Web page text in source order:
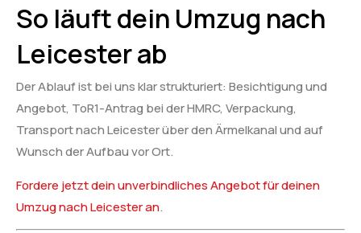
So läuft dein Umzug nach
Leicester ab
Der Ablauf ist bei uns klar strukturiert: Besichtigung und
Angebot, ToR1-Antrag bei der HMRC, Verpackung,
Transport nach Leicester über den Ärmelkanal und auf
Wunsch der Aufbau vor Ort.
Fordere jetzt dein unverbindliches Angebot für deinen
Umzug nach Leicester an.